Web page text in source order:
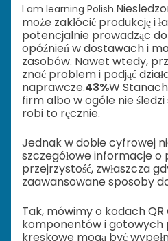
I am learning Polish.
może zakłócić produkcję i
potencjalnie prowadząc
opóźnień w dostawach i
zasobów. Nawet wtedy,
znać problem i podjąć
naprawcze.43%W
firm albo w ogóle nie
robi to ręcznie.
Jednak w dobie cyfrowej
szczegółowe informacje o
przejrzystość, zwłaszcza
zaawansowane sposoby
Tak, mówimy o kodach QR
komponentów i gotowych
kreskowe mogą być